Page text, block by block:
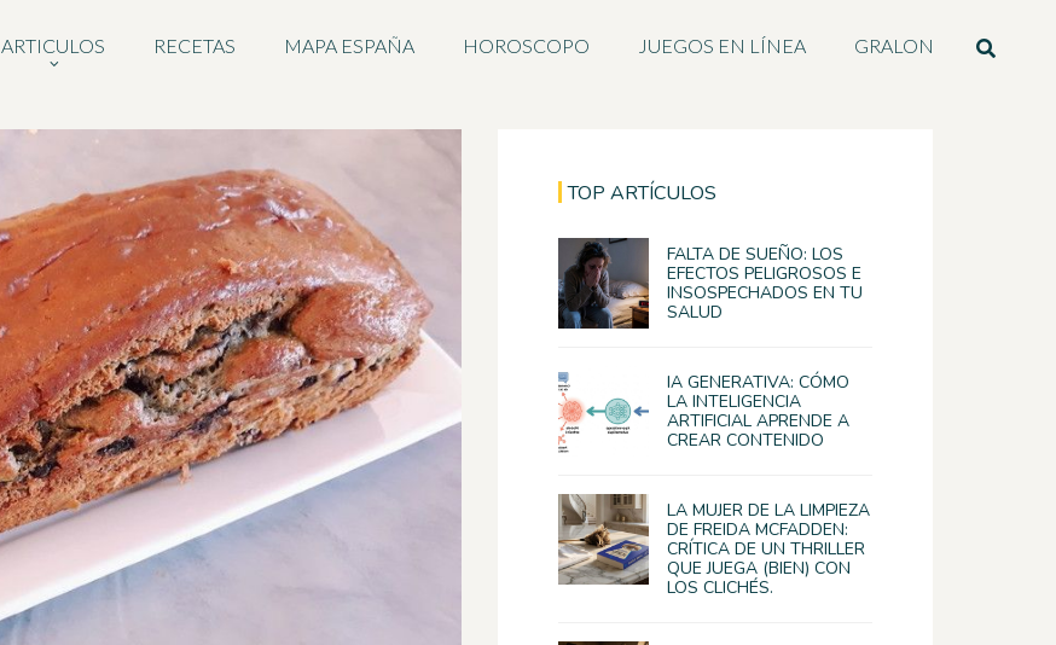
ARTICULOS RECETAS MAPA ESPAÑA HOROSCOPO JUEGOS EN LÍNEA GRALON
TOP ARTÍCULOS
FALTA DE SUEÑO: LOS
EFECTOS PELIGROSOS E
INSOSPECHADOS EN TU
SALUD
IA GENERATIVA: CÓMO
LA INTELIGENCIA
ARTIFICIAL APRENDE A
CREAR CONTENIDO
LA MUJER DE LA LIMPIEZA
DE FREIDA MCFADDEN:
CRÍTICA DE UN THRILLER
QUE JUEGA (BIEN) CON
LOS CLICHÉS.